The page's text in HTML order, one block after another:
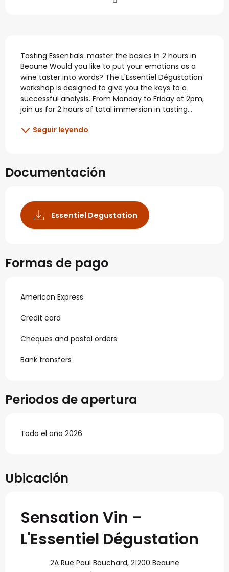
Descripción
Tasting Essentials: master the basics in 2 hours in
Beaune Would you like to put your emotions as a
wine taster into words? The L'Essentiel Dégustation
workshop is designed to give you the keys to a
successful analysis. From Monday to Friday at 2pm,
join us for 2 hours of total immersion in tasting...
Seguir leyendo
Documentación
Essentiel Degustation
Formas de pago
American Express
Credit card
Cheques and postal orders
Bank transfers
Periodos de apertura
Todo el año 2026
Ubicación
Sensation Vin –
L'Essentiel Dégustation
2A Rue Paul Bouchard, 21200 Beaune